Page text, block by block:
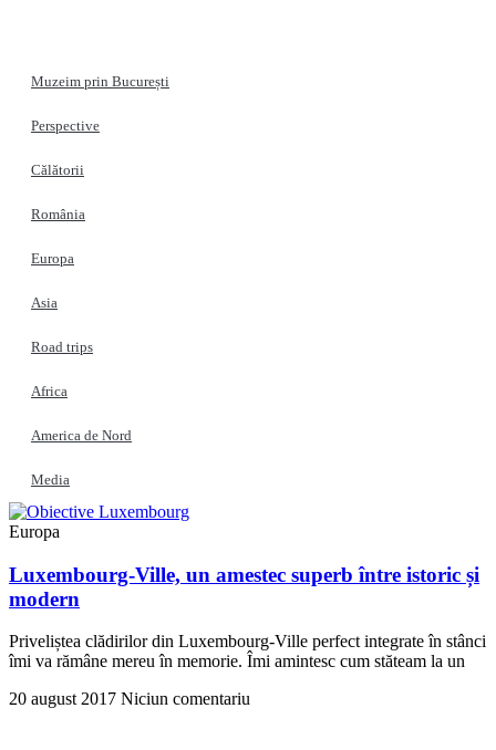
Muzeim prin București
Perspective
Călătorii
România
Europa
Asia
Road trips
Africa
America de Nord
Media
Europa
Luxembourg-Ville, un amestec superb între istoric și
modern
Priveliștea clădirilor din Luxembourg-Ville perfect integrate în stânci
îmi va rămâne mereu în memorie. Îmi amintesc cum stăteam la un
20 august 2017 Niciun comentariu